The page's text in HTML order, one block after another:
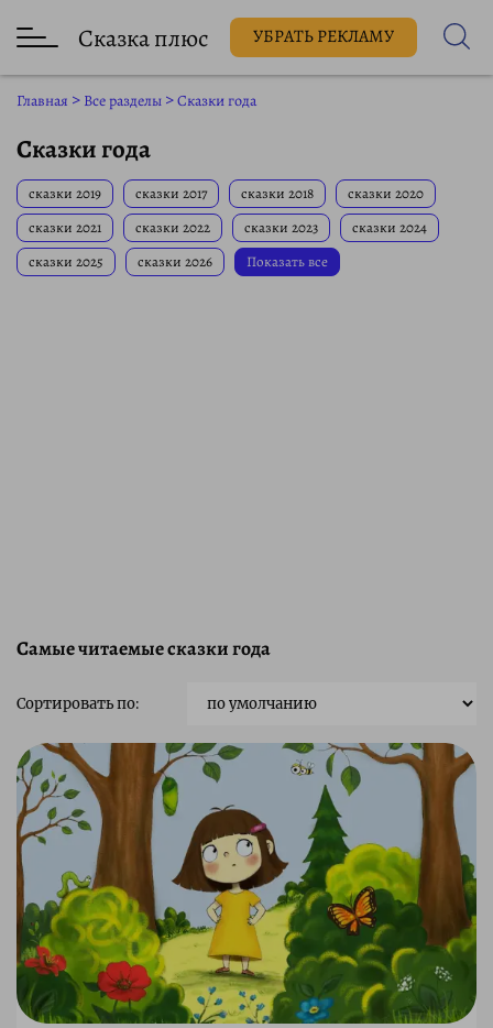
Сказка плюс УБРАТЬ РЕКЛАМУ
Главная > Все разделы >Сказки года
Сказки года
сказки 2019 сказки 2017 сказки 2018
сказки 2020
сказки 2021
сказки 2022 сказки 2023
сказки 2024
сказки 2025
сказки 2026 Показать все
Самые читаемые сказки года
Сортировать по: